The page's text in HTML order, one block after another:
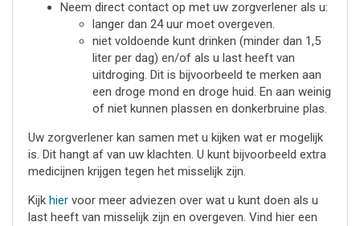
Neem direct contact op met uw zorgverlener als u:
langer dan 24 uur moet overgeven.
niet voldoende kunt drinken (minder dan 1,5
liter per dag) en/of als u last heeft van
uitdroging. Dit is bijvoorbeeld te merken aan
een droge mond en droge huid. En aan weinig
of niet kunnen plassen en donkerbruine plas.
Uw zorgverlener kan samen met u kijken wat er mogelijk
is. Dit hangt af van uw klachten. U kunt bijvoorbeeld extra
medicijnen krijgen tegen het misselijk zijn.
Kijk hiervoor meer adviezen over wat u kunt doen als u
last heeft van misselijk zijn en overgeven. Vind hier een